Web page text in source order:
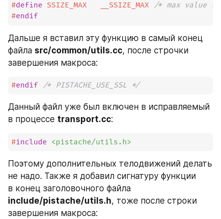
#define SSIZE_MAX
/* max value
#endif
Дальше я вставил эту функцию в самый конец
файла src/common/utils.cc, после строчки
завершения макроса:
#endif /* PISTACHE_USE_SSL */
Данный файл уже был включен в исправляемый
в процессе transport.cc:
#include <pistache/utils.h>
Поэтому дополнительных телодвижений делать
не надо. Также я добавил сигнатуру функции
include/pistache/utils.h, тоже после строки
завершения макроса: